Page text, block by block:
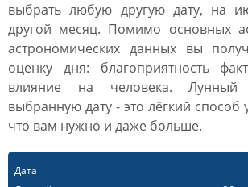
выбрать любую другую дату, на
другой месяц. Помимо основных
астрономических данных вы
оценку дня: благоприятность
влияние на человека. Лунный
выбранную дату - это лёгкий способ
что вам нужно и даже больше.
Дата